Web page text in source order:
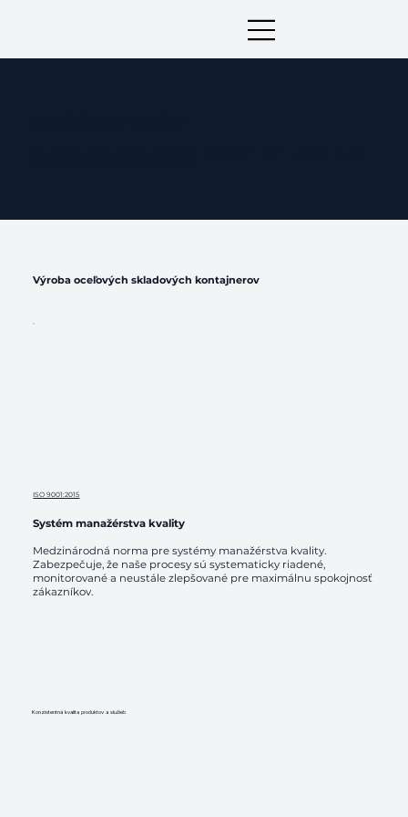
Výroba oceľových skladových kontajnerov
ISO 9001:2015
Systém manažérstva kvality
Medzinárodná norma pre systémy manažérstva kvality.
Zabezpečuje, že naše procesy sú systematicky riadené,
monitorované a neustále zlepšované pre maximálnu spokojnosť
zákazníkov.
​Konzistentná kvalita produktov a služieb